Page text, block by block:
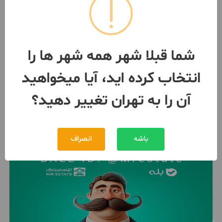
خرید و فروش مغازه تجاری جنت
تهران
مبلغ
4,000,000,000 تومان
بیش از 12 ماه پیش 091232***07
شما قبلا شهر همه شهر ها را
انتخاب کرده اید، آیا میخواهید
آن را به تهران تغییر دهید؟
باشه انصراف